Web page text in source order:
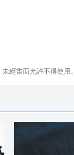
經書面允許不得使用。